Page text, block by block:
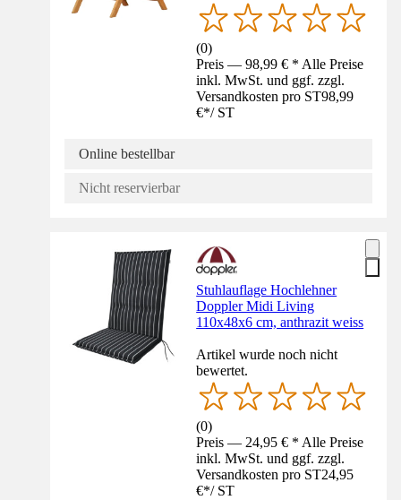
(0)
Preis — 98,99 € * Alle Preise
inkl. MwSt. und ggf. zzgl.
Versandkosten pro ST98,99
€*/ ST
Online bestellbar
Nicht reservierbar
Stuhlauflage Hochlehner
Doppler Midi Living
110x48x6 cm, anthrazit weiss
Artikel wurde noch nicht
bewertet.
(0)
Preis — 24,95 € * Alle Preise
inkl. MwSt. und ggf. zzgl.
Versandkosten pro ST24,95
€*/ ST